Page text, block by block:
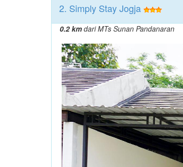
2. Simply Stay Jogja
0.2 kmdari MTs Sunan Pandanaran